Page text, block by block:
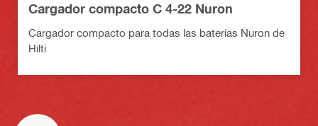
Cargador compacto C 4-22 Nuron
Cargador compacto para todas las baterías Nuron de
Hilti